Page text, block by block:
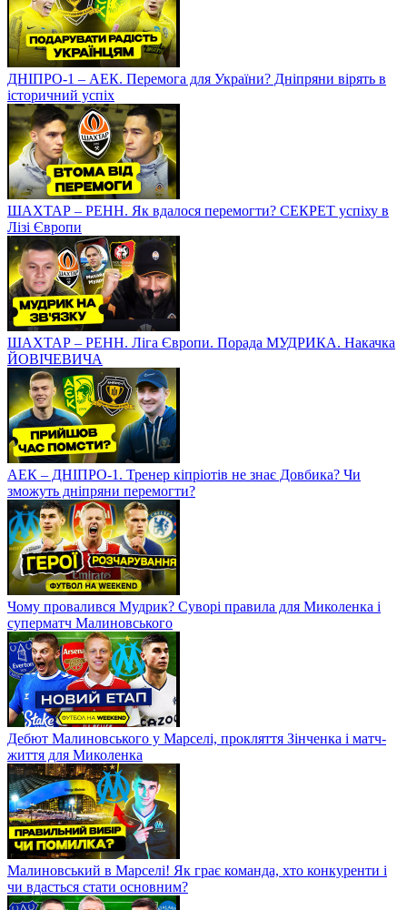
ДНІПРО-1 – АЕК. Перемога для України? Дніпряни вірять в
історичний успіх
ШАХТАР – РЕНН. Як вдалося перемогти? СЕКРЕТ успіху в
Лізі Європи
ШАХТАР – РЕНН. Ліга Європи. Порада МУДРИКА. Накачка
ЙОВІЧЕВИЧА
АЕК – ДНІПРО-1. Тренер кіпріотів не знає Довбика? Чи
зможуть дніпряни перемогти?
Чому провалився Мудрик? Суворі правила для Миколенка і
суперматч Малиновського
Дебют Малиновського у Марселі, прокляття Зінченка і матч-
життя для Миколенка
Малиновський в Марселі! Як грає команда, хто конкуренти і
чи вдасться стати основним?